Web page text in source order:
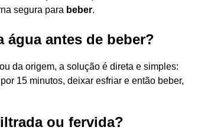
segura para beber.
água antes de beber?
da origem, a solução é direta e simples:
15 minutos, deixar esfriar e então beber,
ou fervida?